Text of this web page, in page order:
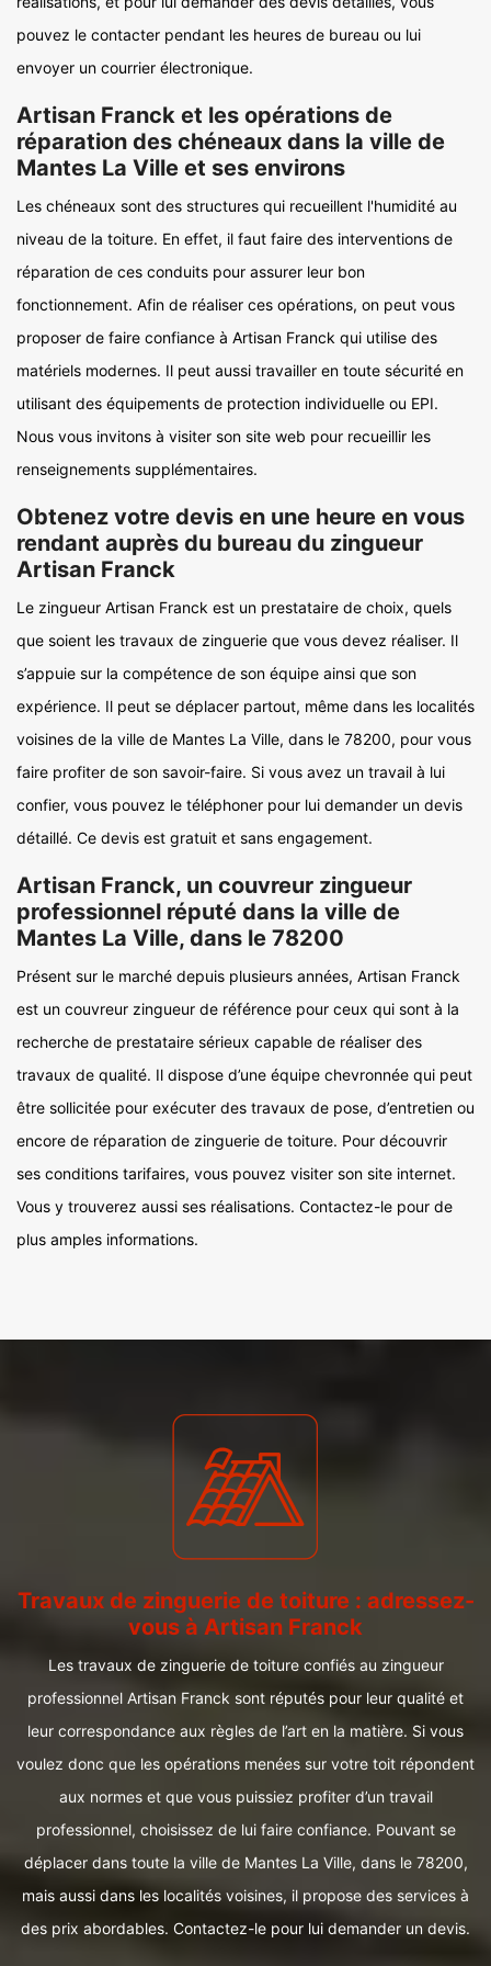
pouvez le contacter pendant les heures de bureau ou lui
envoyer un courrier électronique.
Artisan Franck et les opérations de
réparation des chéneaux dans la ville de
Mantes La Ville et ses environs
Les chéneaux sont des structures qui recueillent l'humidité au
niveau de la toiture. En effet, il faut faire des interventions de
réparation de ces conduits pour assurer leur bon
fonctionnement. Afin de réaliser ces opérations, on peut vous
proposer de faire confiance à Artisan Franck qui utilise des
matériels modernes. Il peut aussi travailler en toute sécurité en
utilisant des équipements de protection individuelle ou EPI.
Nous vous invitons à visiter son site web pour recueillir les
renseignements supplémentaires.
Obtenez votre devis en une heure en vous
rendant auprès du bureau du zingueur
Artisan Franck
Le zingueur Artisan Franck est un prestataire de choix, quels
que soient les travaux de zinguerie que vous devez réaliser. Il
s’appuie sur la compétence de son équipe ainsi que son
expérience. Il peut se déplacer partout, même dans les localités
voisines de la ville de Mantes La Ville, dans le 78200, pour vous
faire profiter de son savoir-faire. Si vous avez un travail à lui
confier, vous pouvez le téléphoner pour lui demander un devis
détaillé. Ce devis est gratuit et sans engagement.
Artisan Franck, un couvreur zingueur
professionnel réputé dans la ville de
Mantes La Ville, dans le 78200
Présent sur le marché depuis plusieurs années, Artisan Franck
est un couvreur zingueur de référence pour ceux qui sont à la
recherche de prestataire sérieux capable de réaliser des
travaux de qualité. Il dispose d’une équipe chevronnée qui peut
être sollicitée pour exécuter des travaux de pose, d’entretien ou
encore de réparation de zinguerie de toiture. Pour découvrir
ses conditions tarifaires, vous pouvez visiter son site internet.
Vous y trouverez aussi ses réalisations. Contactez-le pour de
plus amples informations.
Travaux de zinguerie de toiture : adressez-
vous à Artisan Franck
Les travaux de zinguerie de toiture confiés au zingueur
professionnel Artisan Franck sont réputés pour leur qualité et
leur correspondance aux règles de l’art en la matière. Si vous
voulez donc que les opérations menées sur votre toit répondent
aux normes et que vous puissiez profiter d’un travail
professionnel, choisissez de lui faire confiance. Pouvant se
déplacer dans toute la ville de Mantes La Ville, dans le 78200,
mais aussi dans les localités voisines, il propose des services à
des prix abordables. Contactez-le pour lui demander un devis.